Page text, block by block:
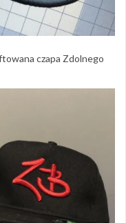
czapa Zdolnego